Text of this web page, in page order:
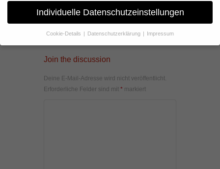
Join the discussion
Deine E-Mail-Adresse wird nicht veröffentlicht.
Erforderliche Felder sind mit * markiert
Individuelle Datenschutzeinstellungen
Cookie-Details Datenschutzerklärung Impressum
Datenschutzeinstellungen
Wenn Sie unter 16 Jahre alt sind und Ihre Zustimmung zu
Erziehungsberechtigten um Erlaubnis bitten.
Wir verwenden Cookies und andere Technologien auf unserer